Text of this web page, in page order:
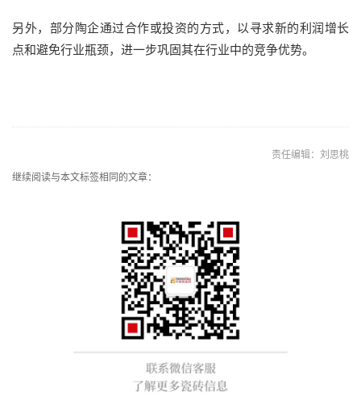
另外，部分陶企通过合作或投资的方式，以寻求新的利润增长
点和避免行业瓶颈，进一步巩固其在行业中的竞争优势。
责任编辑：刘思桃
继续阅读与本文标签相同的文章：